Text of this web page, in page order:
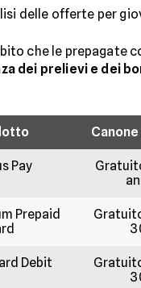
delle offerte per
che le prepagate
dei prelievi e dei
Pay
Prepaid
Debit